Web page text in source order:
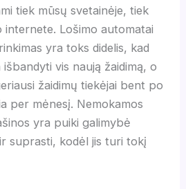
tiek mūsų svetainėje, tiek
internete. Lošimo automatai
yra toks didelis, kad
vis naują žaidimą, o
žaidimų tiekėjai bent po
per mėnesį. Nemokamos
yra puiki galimybė
suprasti, kodėl jis turi tokį